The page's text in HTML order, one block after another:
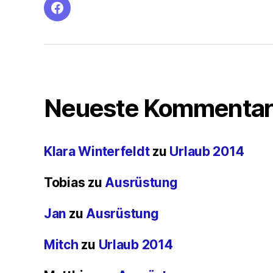
facebook
Neueste
Klara Winterfeldtzu Urlaub 2014
Tobias zu Ausrüstung
Jan zu Ausrüstung
Mitch zu Urlaub 2014